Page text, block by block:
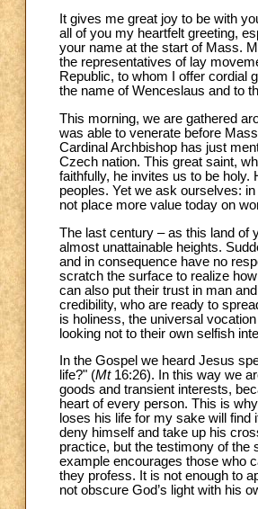
It gives me great joy to be with
all of you my heartfelt greeting,
your name at the start of Mass.
the representatives of lay
Republic, to whom I offer cordial
the name of Wenceslaus and to
This morning, we are gathered
was able to venerate before
Cardinal Archbishop has just
Czech nation. This great saint,
faithfully, he invites us to be
peoples. Yet we ask ourselves:
not place more value today on
The last century – as this land of
almost unattainable heights.
and in consequence have no
scratch the surface to realize
can also put their trust in man
credibility, who are ready to
is holiness, the universal
looking not to their own selfish
In the Gospel we heard Jesus
life?" (Mt16:26). In this way we
goods and transient interests,
heart of every person. This is
loses his life for my sake will
deny himself and take up his
practice, but the testimony of the
example encourages those who
they profess. It is not enough to
not obscure God’s light with his